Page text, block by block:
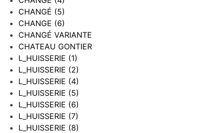
CHANGÉ (5)
CHANGE (6)
CHANGÉ VARIANTE
CHATEAU GONTIER
L_HUISSERIE (1)
L_HUISSERIE (2)
L_HUISSERIE (4)
L_HUISSERIE (5)
L_HUISSERIE (6)
L_HUISSERIE (7)
L_HUISSERIE (8)